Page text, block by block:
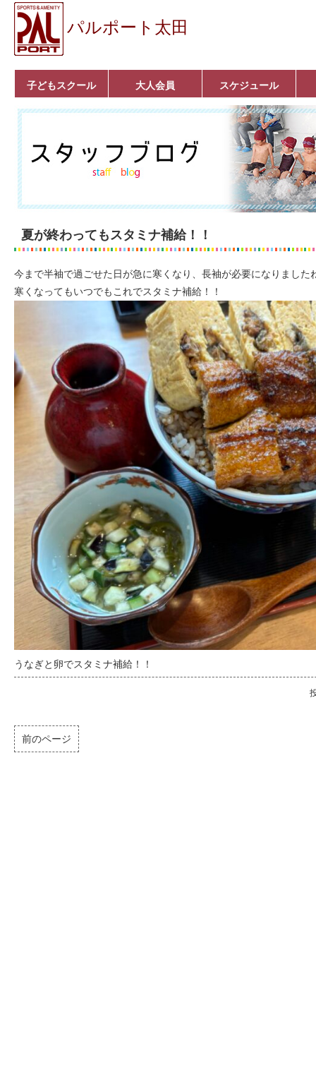
パルポート太田
子どもスクール
ベビーコース
幼児コース
小学生コース
育成コース
選手コース
キッズパーク(体操教
室)
クラシックバレエ
ボルダリング
■入会案内
大人会員
いきいきコース
トライアスロン
フィットネス
■入会案内
スケジュール
夏が終わってもスタミナ補給！！
今まで半袖で過ごせた日が急に寒くなり、長袖が必要になりました
寒くなってもいつでもこれでスタミナ補給！！
うなぎと卵でスタミナ補給！！
前のページ